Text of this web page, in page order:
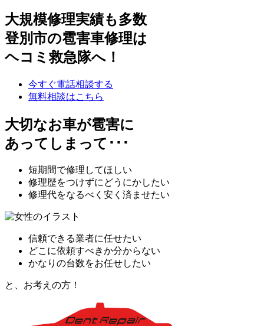
大規模修理実績も多数
登別市の雹害車修理は
ヘコミ救急隊へ！
今すぐ電話相談する
無料相談はこちら
大切なお車が雹害に
あってしまって･･･
短期間で修理してほしい
修理歴をつけずにどうにかしたい
修理代をなるべく安く済ませたい
信頼できる業者に任せたい
どこに依頼すべきか分からない
かなりの台数をお任せしたい
と、お考えの方！